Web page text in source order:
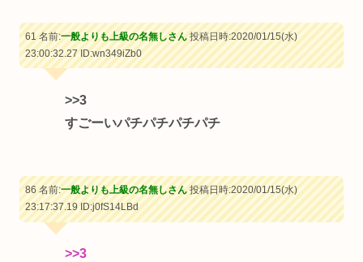
61 名前:一般よりも上級の名無しさん投稿日時:2020/01/15(水)
23:00:32.27ID:wn349iZb0
>>3
すごーいパチパチパチパチ
86 名前:一般よりも上級の名無しさん投稿日時:2020/01/15(水)
23:17:37.19ID:j0fS14LBd
>>3